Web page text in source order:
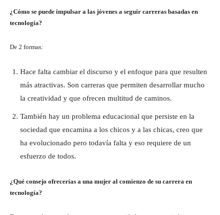
¿Cómo se puede impulsar a las jóvenes a seguir carreras basadas en
tecnología?
De 2 formas:
Hace falta cambiar el discurso y el enfoque para que resulten
más atractivas. Son carreras que permiten desarrollar mucho
la creatividad y que ofrecen multitud de caminos.
También hay un problema educacional que persiste en la
sociedad que encamina a los chicos y a las chicas, creo que
ha evolucionado pero todavía falta y eso requiere de un
esfuerzo de todos.
¿Qué consejo ofrecerías a una mujer al comienzo de su carrera en
tecnología?